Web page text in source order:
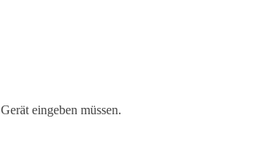
eingeben müssen.